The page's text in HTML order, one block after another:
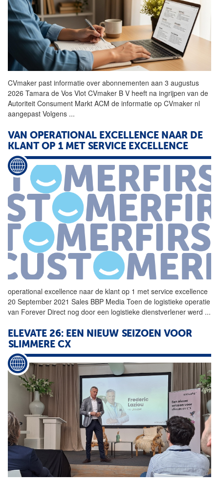
CVmaker past informatie over abonnementen aan 3 augustus
2026 Tamara de Vos Vlot CVmaker B V heeft na ingrijpen van de
Autoriteit Consument Markt ACM de informatie op CVmaker nl
aangepast Volgens ...
VAN OPERATIONAL EXCELLENCE NAAR DE
KLANT OP 1 MET SERVICE EXCELLENCE
operational excellence naar de klant op 1 met service excellence
20 September 2021 Sales BBP Media Toen de logistieke operatie
van Forever Direct nog door een logistieke dienstverlener werd ...
ELEVATE 26: EEN NIEUW SEIZOEN VOOR
SLIMMERE CX